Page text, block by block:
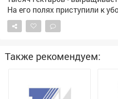
На его полях приступили к
обращался к федеральному
выделить региону
поддержали, первые девять
прибыли в регион и
Также рекомендуем: